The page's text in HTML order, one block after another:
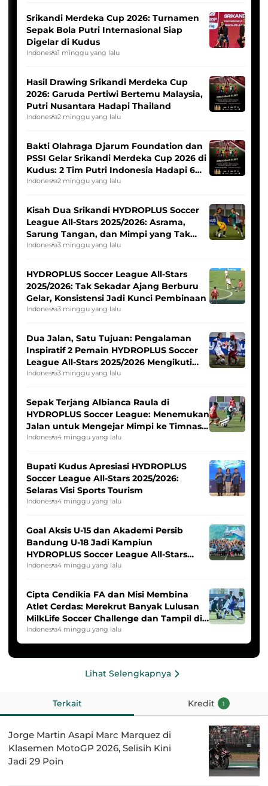
Srikandi Merdeka Cup 2026: Turnamen
Sepak Bola Putri Internasional Siap
Digelar di Kudus
Indonesia1 minggu yang lalu
Hasil Drawing Srikandi Merdeka Cup
2026: Garuda Pertiwi Bertemu Malaysia,
Putri Nusantara Hadapi Thailand
Indonesia2 minggu yang lalu
Bakti Olahraga Djarum Foundation dan
PSSI Gelar Srikandi Merdeka Cup 2026 di
Kudus: 2 Tim Putri Indonesia Hadapi 6
Tim Asia
Indonesia2 minggu yang lalu
Kisah Dua Srikandi HYDROPLUS Soccer
League All-Stars 2025/2026: Asrama,
Sarung Tangan, dan Mimpi yang Tak
Pernah Padam
Indonesia3 minggu yang lalu
HYDROPLUS Soccer League All-Stars
2025/2026: Tak Sekadar Ajang Berburu
Gelar, Konsistensi Jadi Kunci Pembinaan
Indonesia3 minggu yang lalu
Dua Jalan, Satu Tujuan: Pengalaman
Inspiratif 2 Pemain HYDROPLUS Soccer
League All-Stars 2025/2026 Mengikuti
Seleksi Timnas Indonesia Putri
Indonesia3 minggu yang lalu
Sepak Terjang Albianca Raula di
HYDROPLUS Soccer League: Menemukan
Jalan untuk Mengejar Mimpi ke Timnas
Indonesia Putri
Indonesia4 minggu yang lalu
Bupati Kudus Apresiasi HYDROPLUS
Soccer League All-Stars 2025/2026:
Selaras Visi Sports Tourism
Indonesia4 minggu yang lalu
Goal Aksis U-15 dan Akademi Persib
Bandung U-18 Jadi Kampiun
HYDROPLUS Soccer League All-Stars
2025/2026
Indonesia4 minggu yang lalu
Cipta Cendikia FA dan Misi Membina
Atlet Cerdas: Merekrut Banyak Lulusan
MilkLife Soccer Challenge dan Tampil di
HYDROPLUS Soccer League
Indonesia4 minggu yang lalu
Lihat Selengkapnya
Terkait Kredit 1
Jorge Martin Asapi Marc Marquez di
Klasemen MotoGP 2026, Selisih Kini
Jadi 29 Poin